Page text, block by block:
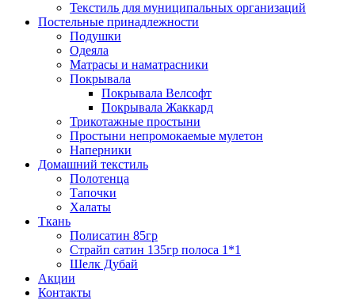
Текстиль для муниципальных организаций
Постельные принадлежности
Подушки
Одеяла
Матрасы и наматрасники
Покрывала
Покрывала Велсофт
Покрывала Жаккард
Трикотажные простыни
Простыни непромокаемые мулетон
Наперники
Домашний текстиль
Полотенца
Тапочки
Халаты
Ткань
Полисатин 85гр
Страйп сатин 135гр полоса 1*1
Шелк Дубай
Акции
Контакты